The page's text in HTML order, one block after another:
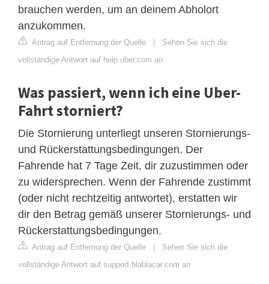
brauchen werden, um an deinem Abholort
anzukommen.
Antrag auf Entfernung der Quelle | Sehen Sie sich die
vollständige Antwort auf help.uber.com an
Was passiert, wenn ich eine Uber-
Fahrt storniert?
Die Stornierung unterliegt unseren Stornierungs-
und Rückerstattungsbedingungen. Der
Fahrende hat 7 Tage Zeit, dir zuzustimmen oder
zu widersprechen. Wenn der Fahrende zustimmt
(oder nicht rechtzeitig antwortet), erstatten wir
dir den Betrag gemäß unserer Stornierungs- und
Rückerstattungsbedingungen.
Antrag auf Entfernung der Quelle | Sehen Sie sich die
vollständige Antwort auf support.blablacar.com an